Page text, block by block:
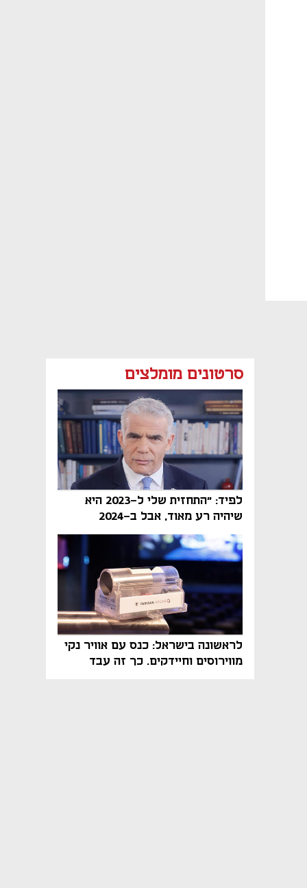
סרטונים מומלצים
לפיד: "התחזית שלי ל-2023 היא
שיהיה רע מאוד, אבל ב-2024
הממשלה תיפול"
לראשונה בישראל: כנס עם אוויר נקי
מווירוסים וחיידקים. כך זה עבד